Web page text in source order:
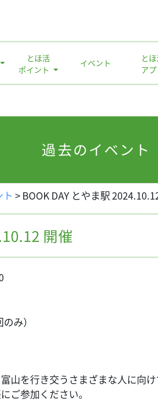
とほ活
ポイント
イベント
と
アプ
過去のイベント
> BOOK DAY とやま駅
開催
み）
山を行き交うさまざまな人に向
ご参加ください。